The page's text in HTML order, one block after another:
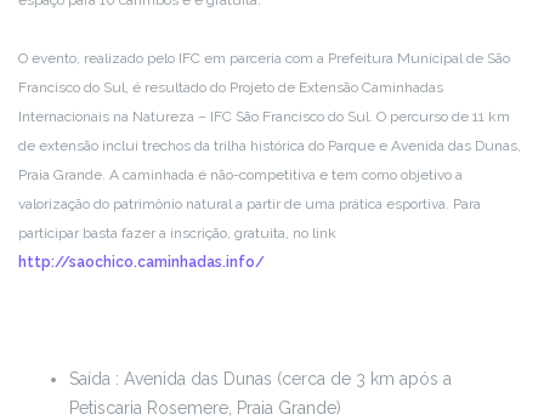
O evento, realizado pelo IFC em parceria com a Prefeitura Municipal de São
Francisco do Sul, é resultado do Projeto de Extensão Caminhadas
Internacionais na Natureza – IFC São Francisco do Sul. O percurso de 11 km
de extensão inclui trechos da trilha histórica do Parque e Avenida das Dunas,
Praia Grande. A caminhada é não-competitiva e tem como objetivo a
valorização do patrimônio natural a partir de uma prática esportiva. Para
participar basta fazer a inscrição, gratuita, no link
http://saochico.caminhadas.info/
Saída : Avenida das Dunas (cerca de 3 km após a
Petiscaria Rosemere, Praia Grande)